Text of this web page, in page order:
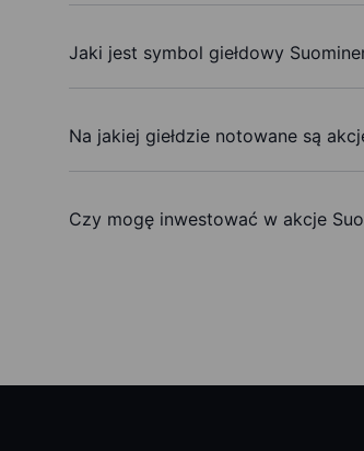
Jaki jest symbol giełdowy
Na jakiej giełdzie notowane są
Czy mogę inwestować w akcje